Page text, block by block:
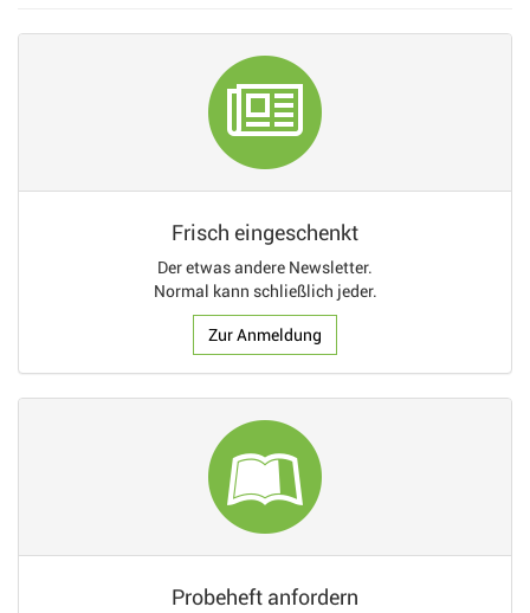
Frisch eingeschenkt
Der etwas andere Newsletter.
Normal kann schließlich jeder.
Zur Anmeldung
Probeheft anfordern